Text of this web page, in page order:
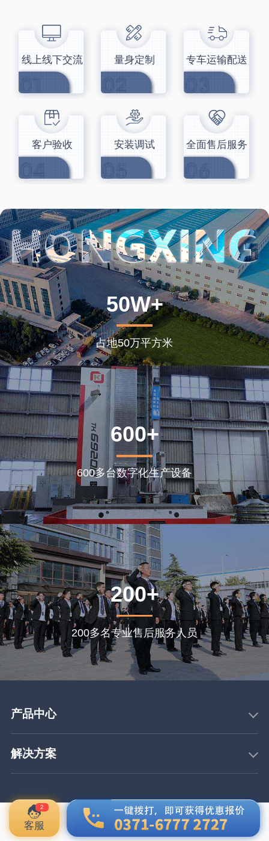
线上线下交流 量身定制 专车运输配送
客户验收 安装调试 全面售后服务
50W+
占地50万平方米
600+
600多台数字化生产设备
200+
200多名专业售后服务人员
产品中心
解决方案
客服
2